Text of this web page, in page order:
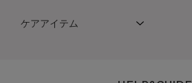
ケアアイテム